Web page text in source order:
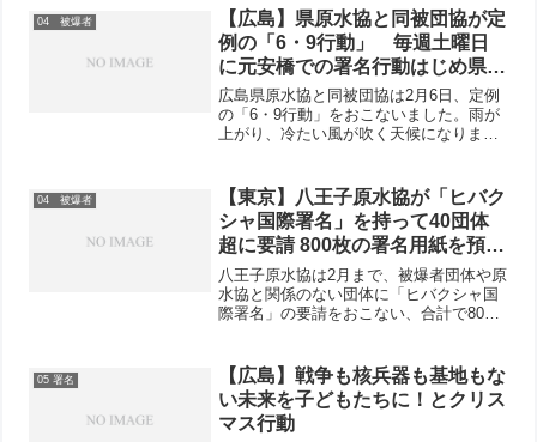
04 被爆者
【広島】県原水協と同被団協が定
例の「6・9行動」 毎週土曜日
に元安橋での署名行動はじめ県内
各地で署名を強化
広島県原水協と同被団協は2月6日、定例
の「6・9行動」をおこないました。雨が
上がり、冷たい風が吹く天候になりまし
の大越事務局長がマイクを握り、いよい
よ3月に核兵器禁...
04 被爆者
【東京】八王子原水協が「ヒバク
シャ国際署名」を持って40団体
超に要請 800枚の署名用紙を預か
ってもらう
八王子原水協は2月まで、被爆者団体や原
水協と関係のない団体に「ヒバクシャ国
際署名」の要請をおこない、合計で800
役員の方と相談する機会をもち署名運動
の相談をおこないま...
05 署名
【広島】戦争も核兵器も基地もな
い未来を子どもたちに！とクリス
マス行動